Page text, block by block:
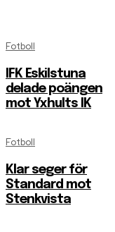
Fotboll
IFK Eskilstuna
delade poängen
mot Yxhults IK
Fotboll
Klar seger för
Standard mot
Stenkvista